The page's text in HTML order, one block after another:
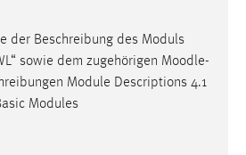
der Beschreibung des Moduls
sowie dem zugehörigen Moodle-
Module Descriptions 4.1
Modules